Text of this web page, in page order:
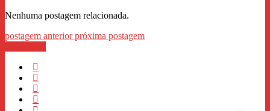
Nenhuma postagem relacionada.
postagem anteriorpróxima postagem